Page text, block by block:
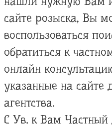
сайте розыска, Вы
воспользоваться
обратиться к
онлайн
указанные на сайте
агентства.
С Ув. к Вам Частный